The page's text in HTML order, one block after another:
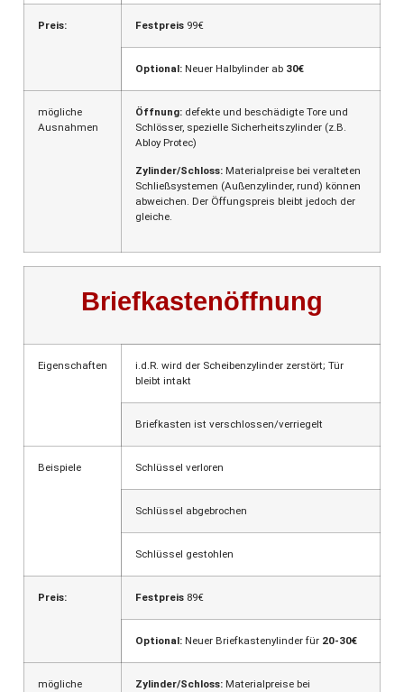
Preis: Festpreis99€
Optional:Neuer Halbylinder ab 30€
mögliche
Ausnahmen
Öffnung:defekte und beschädigte Tore und
Schlösser, spezielle Sicherheitszylinder (z.B.
Abloy Protec)
Zylinder/Schloss:Materialpreise bei veralteten
Schließsystemen (Außenzylinder, rund) können
abweichen. Der Öffungspreis bleibt jedoch der
gleiche.
Briefkastenöffnung
Eigenschaften
i.d.R. wird der Scheibenzylinder zerstört; Tür
bleibt intakt
Briefkasten ist verschlossen/verriegelt
Beispiele Schlüssel verloren
Schlüssel abgebrochen
Schlüssel gestohlen
Preis: Festpreis89€
Optional:Neuer Briefkastenylinder für 20-30€
mögliche
Zylinder/Schloss:Materialpreise bei